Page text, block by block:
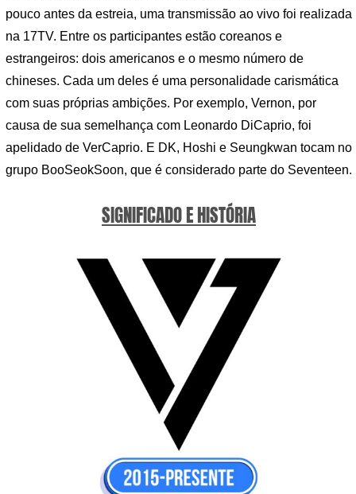
pouco antes da estreia, uma transmissão ao vivo foi realizada
na 17TV. Entre os participantes estão coreanos e
estrangeiros: dois americanos e o mesmo número de
chineses. Cada um deles é uma personalidade carismática
com suas próprias ambições. Por exemplo, Vernon, por
causa de sua semelhança com Leonardo DiCaprio, foi
apelidado de VerCaprio. E DK, Hoshi e Seungkwan tocam no
grupo BooSeokSoon, que é considerado parte do Seventeen.
SIGNIFICADO E HISTÓRIA